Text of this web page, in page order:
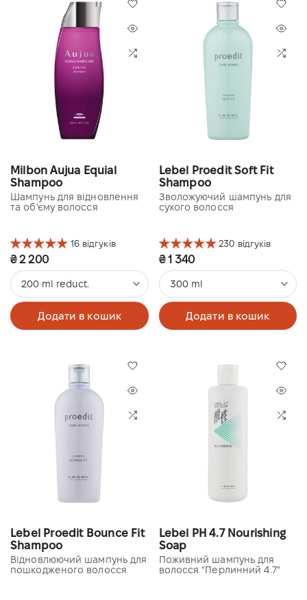
Milbon Aujua Equial
Shampoo
Шампунь для відновлення
та об'єму волосся
16 відгуків
₴ 2 200
200 ml reduct.
Додати в кошик
Lebel Proedit Soft Fit
Shampoo
Зволожуючий шампунь для
сухого волосся
230 відгуків
₴ 1 340
300 ml
Додати в кошик
Lebel Proedit Bounce Fit
Shampoo
Відновлюючий шампунь для
пошкодженого волосся
Lebel PH 4.7 Nourishing
Soap
Поживний шампунь для
волосся "Перлинний 4.7"